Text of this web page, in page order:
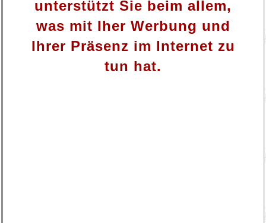
unterstützt Sie beim allem,
was mit Iher Werbung und
Ihrer Präsenz im Internet zu
tun hat.